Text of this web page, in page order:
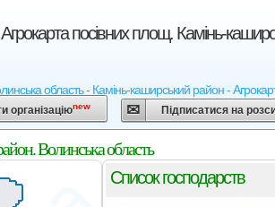
посівних площ. Камінь-
область - Камінь-каширський район -
організаціюnew Підписатися на
Волинська область
Список господарств